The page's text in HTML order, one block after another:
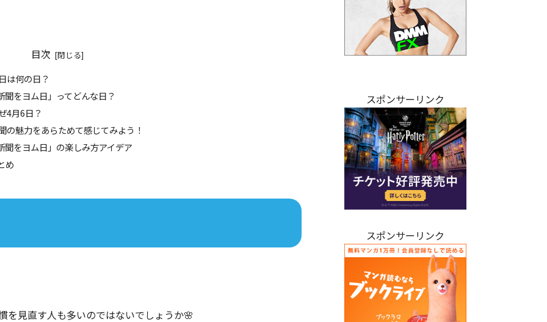
目次
は何の日？
聞をヨム日」ってどんな日？
4月6日？
の魅力をあらためて感じてみよう！
聞をヨム日」の楽しみ方アイデア
め
を見直す人も多いのではないでしょうか🌸
スポンサーリンク
スポンサーリンク